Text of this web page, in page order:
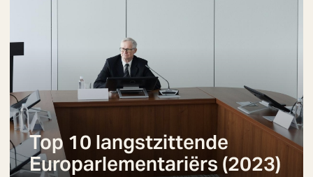
Top 10 langstzittende
Europarlementariërs (2023)